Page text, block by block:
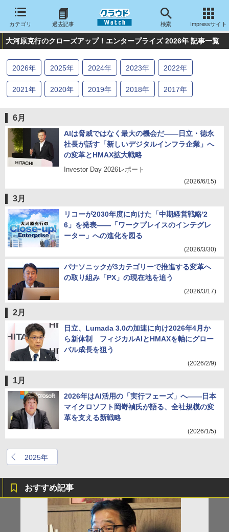
カテゴリ 過去記事 検索 Impressサイト
大河原克行のクローズアップ！エンタープライズ 2026年 記事一覧
2026年 2025年 2024年 2023年 2022年
2021年 2020年 2019年 2018年 2017年
2011 2010年 2009年 2008年 2007年
2006 年 2005年 2004年
6月
AIは脅威ではなく最大の機会だ――日立・德永
社長が話す「新しいデジタルインフラ企業」へ
の変革とHMAX拡大戦略
Investor Day 2026レポート
(2026/6/15)
3月
リコーが2030年度に向けた「中期経営戦略'2
6」を発表――「ワークプレイスのインテグレ
ーター」への進化を図る
(2026/3/30)
パナソニックが3カテゴリーで推進する変革へ
の取り組み「PX」の現在地を追う
(2026/3/17)
2月
日立、Lumada 3.0の加速に向け2026年4月か
ら新体制 フィジカルAIとHMAXを軸にグロー
バル成長を狙う
(2026/2/9)
1月
2026年はAI活用の「実行フェーズ」へ――日本
マイクロソフト岡嵜禎氏が語る、全社規模の変
革を支える新戦略
(2026/1/5)
2025年
おすすめ記事